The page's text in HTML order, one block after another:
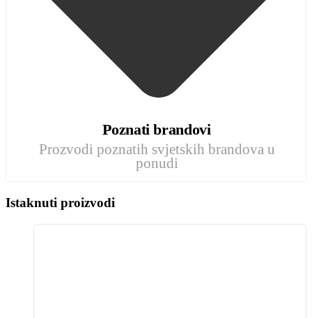
Poznati brandovi
Prozvodi poznatih svjetskih brandova u
ponudi
Istaknuti proizvodi